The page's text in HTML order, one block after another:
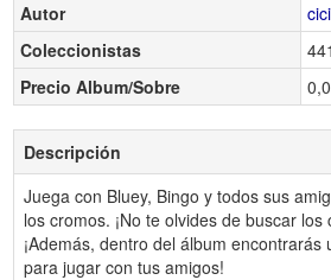
Autor
Coleccionistas
441
Precio Album/Sobre
Descripción
Juega con Bluey, Bingo y todos sus
los cromos. ¡No te olvides de buscar
¡Además, dentro del álbum encontrarás
para jugar con tus amigos!